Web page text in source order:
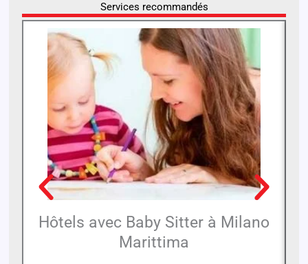
Services recommandés
Hôtels avec Baby Sitter à Milano
Marittima